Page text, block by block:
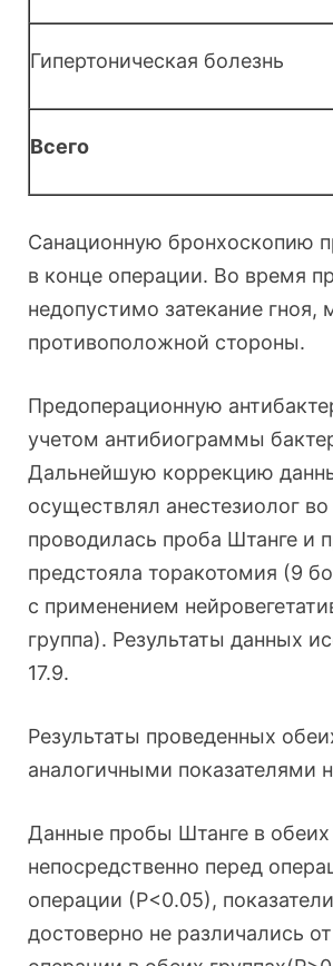
Гипертоническая болезнь
Всего
Санационную бронхоскопию
в конце операции. Во время
недопустимо затекание
противоположной стороны.
Предоперационную
учетом антибиограммы
Дальнейшую коррекцию
осуществлял анестезиолог
проводилась проба Штанге и
предстояла торакотомия (9
с применением
группа). Результаты данных
17.9.
Результаты проведенных
аналогичными показателями
Данные пробы Штанге в обеих
непосредственно перед
операции (Р<0.05),
достоверно не различались